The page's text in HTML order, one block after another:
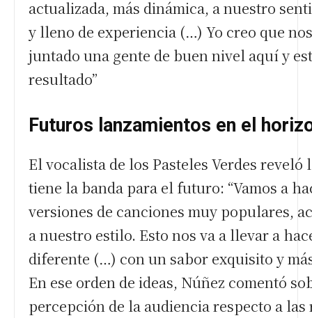
actualizada, más dinámica, a nuestro
y lleno de experiencia (…) Yo creo que
juntado una gente de buen nivel aquí y
resultado”
Futuros lanzamientos en el
El vocalista de los Pasteles Verdes reveló
tiene la banda para el futuro: “Vamos a
versiones de canciones muy populares,
a nuestro estilo. Esto nos va a llevar a
diferente (…) con un sabor exquisito y
En ese orden de ideas, Núñez comentó
percepción de la audiencia respecto a